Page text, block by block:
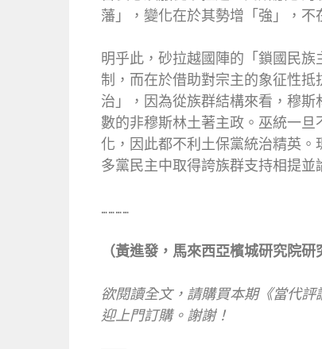
藩」，變化在於其勢增「強」，不
明乎此，砂拉越國陣的「鎖國民
制，而在於借助對宗主的象征性
治」，因為從族群結構來看，穆
數的非穆斯林土著主政。巫統一
化，因此都不利土保黨統治精英
多黨民主中取得誇族群支持相提
…………
（黃進發，馬來西亞檳城研究院研
欲閱讀全文，請購買本期《當代
迎上門訂購。謝謝！